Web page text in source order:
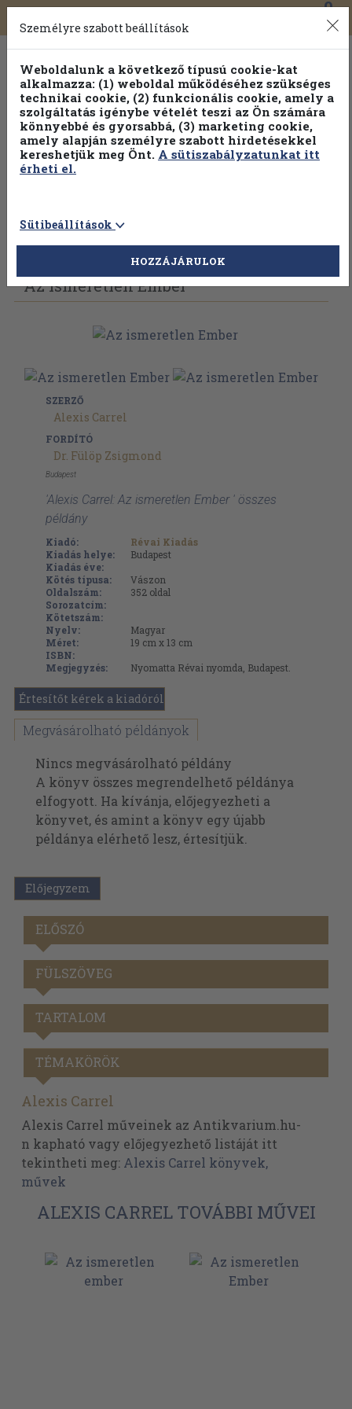
Toggle
navigation
0
Vissza az előző oldalra Válasszon példányt
Az ismeretlen Ember
SZERZŐ
Alexis Carrel
FORDÍTÓ
Dr. Fülöp Zsigmond
Budapest
'Alexis Carrel: Az ismeretlen Ember ' összes
példány
Kiadó:
Révai Kiadás
Kiadás helye:
Budapest
Kiadás éve:
Kötés típusa:
Vászon
Oldalszám:
352 oldal
Sorozatcím:
Kötetszám:
Nyelv:
Magyar
Méret:
19 cm x 13 cm
ISBN:
Megjegyzés:
Nyomatta Révai nyomda, Budapest.
Értesítőt kérek a kiadóról
Megvásárolható példányok
Nincs megvásárolható példány
A könyv összes megrendelhető példánya
elfogyott. Ha kívánja, előjegyezheti a
könyvet, és amint a könyv egy újabb
példánya elérhető lesz, értesítjük.
Előjegyzem
ELŐSZÓ
FÜLSZÖVEG
TARTALOM
TÉMAKÖRÖK
Alexis Carrel
Alexis Carrel műveinek az Antikvarium.hu-
n kapható vagy előjegyezhető listáját itt
tekintheti meg: Alexis Carrel könyvek,
művek
ALEXIS CARREL TOVÁBBI MŰVEI
Személyre szabott beállítások
Weboldalunk a következő típusú cookie-kat
alkalmazza: (1) weboldal működéséhez szükséges
technikai cookie, (2) funkcionális cookie, amely a
szolgáltatás igénybe vételét teszi az Ön számára
könnyebbé és gyorsabbá, (3) marketing cookie,
amely alapján személyre szabott hirdetésekkel
kereshetjük meg Önt. A sütiszabályzatunkat itt
érheti el.
Sütibeállítások
HOZZÁJÁRULOK